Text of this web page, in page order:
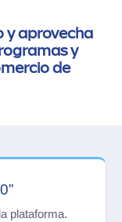
y aprovecha
y
de
plataforma.